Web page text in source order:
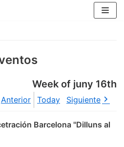
Week of juny 16th
Anterior Today Siguiente
Barcelona "Dilluns al